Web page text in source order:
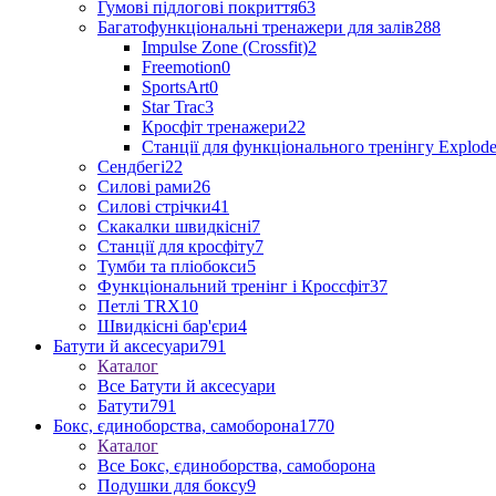
Гумові підлогові покриття63
Багатофункціональні тренажери для залів288
Impulse Zone (Crossfit)2
Freemotion0
SportsArt0
Star Trac3
Кросфіт тренажери22
Станції для функціонального тренінгу Explode
Сендбегі22
Силові рами26
Силові стрічки41
Скакалки швидкісні7
Станції для кросфіту7
Тумби та пліобокси5
Функціональний тренінг і Кроссфіт37
Петлі TRX10
Швидкісні бар'єри4
Батути й аксесуари791
Каталог
Все Батути й аксесуари
Батути791
Бокс, єдиноборства, самоборона1770
Каталог
Все Бокс, єдиноборства, самоборона
Подушки для боксу9